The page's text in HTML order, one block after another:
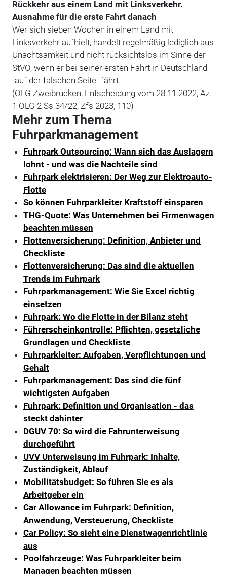
Rückkehr aus einem Land mit Linksverkehr.
Ausnahme für die erste Fahrt danach
Wer sich sieben Wochen in einem Land mit
Linksverkehr aufhielt, handelt regelmäßig lediglich aus
Unachtsamkeit und nicht rücksichtslos im Sinne der
StVO, wenn er bei seiner ersten Fahrt in Deutschland
"auf der falschen Seite" fährt.
(OLG Zweibrücken, Entscheidung vom 28.11.2022, Az.
1 OLG 2 Ss 34/22, Zfs 2023, 110)
Mehr zum Thema
Fuhrparkmanagement
Fuhrpark Outsourcing: Wann sich das Auslagern
lohnt - und was die Nachteile sind
Fuhrpark elektrisieren: Der Weg zur Elektroauto-
Flotte
So können Fuhrparkleiter Kraftstoff einsparen
THG-Quote: Was Unternehmen bei Firmenwagen
beachten müssen
Flottenversicherung: Definition, Anbieter und
Checkliste
Flottenversicherung: Das sind die aktuellen
Trends im Fuhrpark
Fuhrparkmanagement: Wie Sie Excel richtig
einsetzen
Fuhrpark: Wo die Flotte in der Bilanz steht
Führerscheinkontrolle: Pflichten, gesetzliche
Grundlagen und Checkliste
Fuhrparkleiter: Aufgaben, Verpflichtungen und
Gehalt
Fuhrparkmanagement: Das sind die fünf
wichtigsten Aufgaben
Fuhrpark: Definition und Organisation - das
steckt dahinter
DGUV 70: So wird die Fahrunterweisung
durchgeführt
UVV Unterweisung im Fuhrpark: Inhalte,
Zuständigkeit, Ablauf
Mobilitätsbudget: So führen Sie es als
Arbeitgeber ein
Car Allowance im Fuhrpark: Definition,
Anwendung, Versteuerung, Checkliste
Car Policy: So sieht eine Dienstwagenrichtlinie
aus
Poolfahrzeuge: Was Fuhrparkleiter beim
Managen beachten müssen